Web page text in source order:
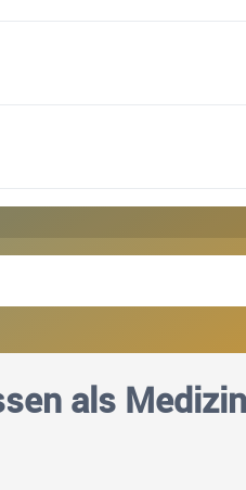
als Medizin